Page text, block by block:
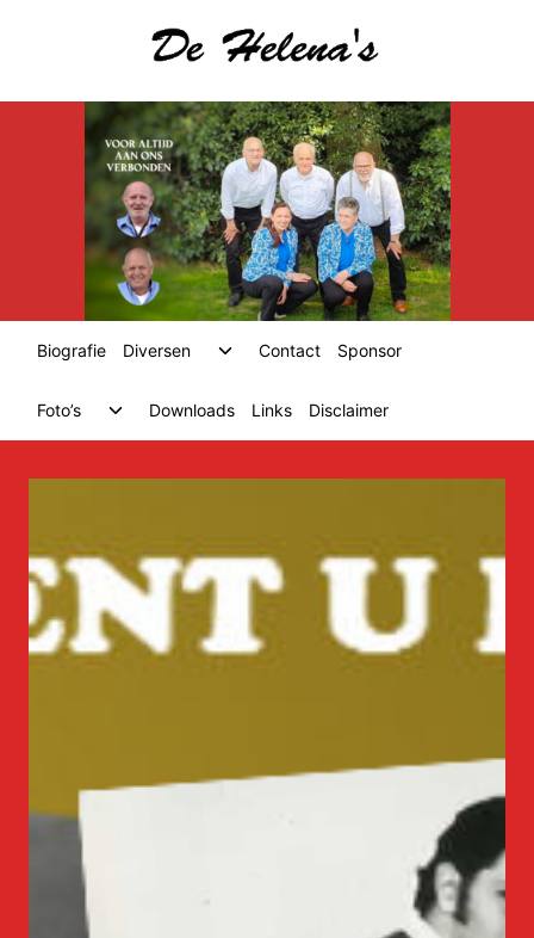
Biografie Diversen
ToggleContact Sponsor
Foto’s
ToggleDownloads Links Disclaimer